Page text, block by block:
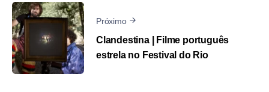
Próximo
Clandestina | Filme português
estrela no Festival do Rio